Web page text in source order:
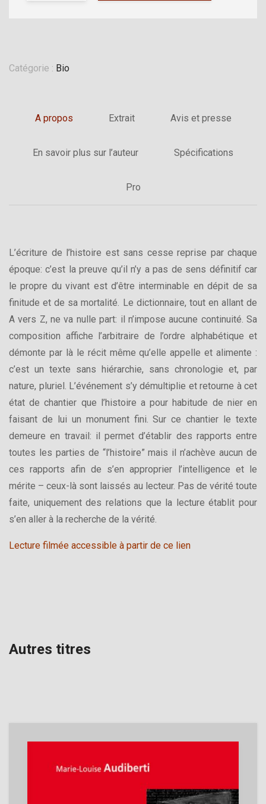
Catégorie : Bio
A propos Extrait Avis et presse
En savoir plus sur l’auteur Spécifications
Pro
L’écriture de l’histoire est sans cesse reprise par chaque
époque: c’est la preuve qu’il n’y a pas de sens définitif car
le propre du vivant est d’être interminable en dépit de sa
finitude et de sa mortalité. Le dictionnaire, tout en allant de
A vers Z, ne va nulle part: il n’impose aucune continuité. Sa
composition affiche l’arbitraire de l’ordre alphabétique et
démonte par là le récit même qu’elle appelle et alimente :
c’est un texte sans hiérarchie, sans chronologie et, par
nature, pluriel. L’événement s’y démultiplie et retourne à cet
état de chantier que l’histoire a pour habitude de nier en
faisant de lui un monument fini. Sur ce chantier le texte
demeure en travail: il permet d’établir des rapports entre
toutes les parties de “l’histoire” mais il n’achève aucun de
ces rapports afin de s’en approprier l’intelligence et le
mérite – ceux-là sont laissés au lecteur. Pas de vérité toute
faite, uniquement des relations que la lecture établit pour
s’en aller à la recherche de la vérité.
Lecture filmée accessible à partir de ce lien
Autres titres